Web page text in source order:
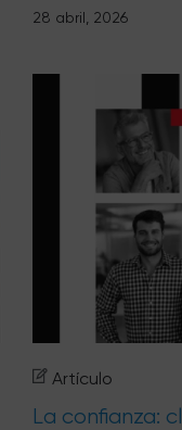
28 abril, 2026
Artículo
La confianza: